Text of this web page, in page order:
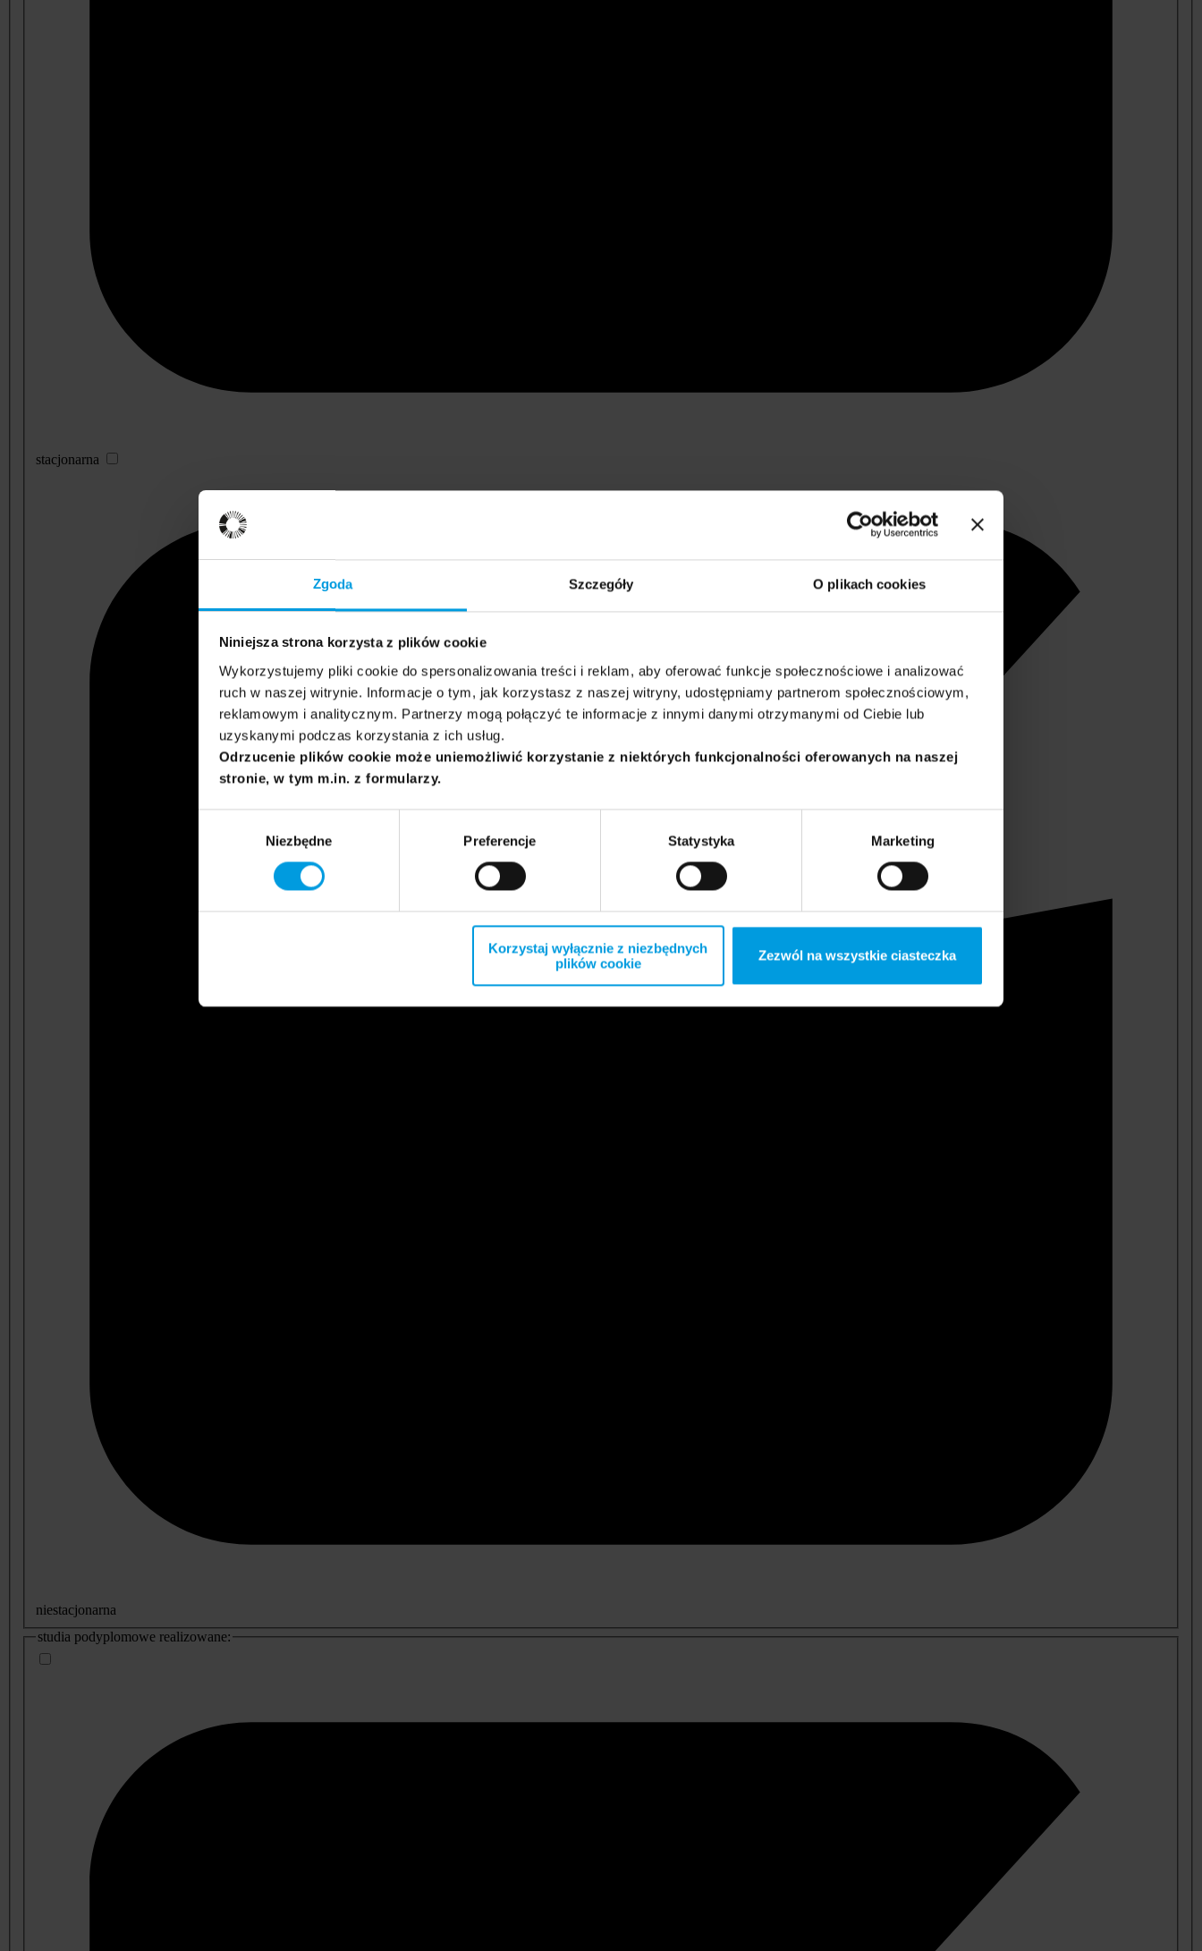
Zgoda Szczegóły O plikach cookies
Niniejsza strona korzysta z plików cookie
Wykorzystujemy pliki cookie do spersonalizowania treści i reklam, aby oferować funkcje społecznościowe i analizować
ruch w naszej witrynie. Informacje o tym, jak korzystasz z naszej witryny, udostępniamy partnerom społecznościowym,
reklamowym i analitycznym. Partnerzy mogą połączyć te informacje z innymi danymi otrzymanymi od Ciebie lub
uzyskanymi podczas korzystania z ich usług.
Odrzucenie plików cookie może uniemożliwić korzystanie z niektórych funkcjonalności oferowanych na naszej
stronie, w tym m.in. z formularzy.
Niezbędne Preferencje Statystyka Marketing
Korzystaj wyłącznie z niezbędnych
plików cookie
Zezwól na wszystkie ciasteczka
stacjonarna
niestacjonarna
studia podyplomowe realizowane: